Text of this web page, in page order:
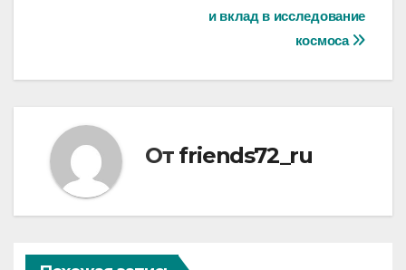
и вклад в исследование
космоса
От friends72_ru